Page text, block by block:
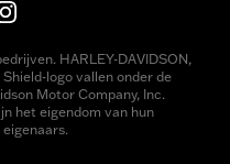
HARLEY-DAVIDSON,
logo vallen onder de
Motor Company, Inc.
het eigendom van hun